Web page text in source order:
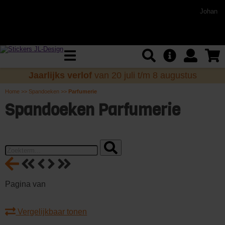
Johan
Jaarlijks verlof van 20 juli t/m 8 augustus
Home >> Spandoeken >> Parfumerie
Spandoeken Parfumerie
Pagina van
Vergelijkbaar tonen